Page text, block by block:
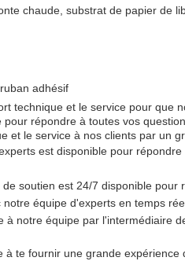
chaude, substrat de papier de
adhésif
technique et le service pour que
répondre à toutes vos
et le service à nos clients par un
est disponible pour
soutien est 24/7 disponible pour
équipe d'experts en temps
à notre équipe par l'intermédiaire
à te fournir une grande